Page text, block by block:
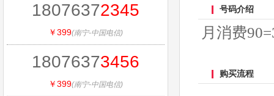
18076372345
￥399(南宁-中国电信)
18076373456
￥399(南宁-中国电信)
号码介绍
月消费
购买流程